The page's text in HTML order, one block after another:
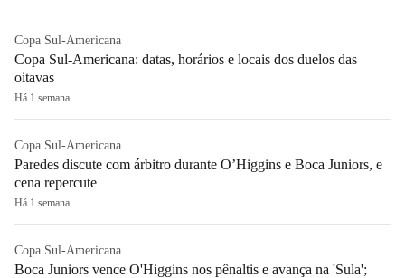
Copa Sul-Americana
Copa Sul-Americana: datas, horários e locais dos duelos das
oitavas
Há 1 semana
Copa Sul-Americana
Paredes discute com árbitro durante O’Higgins e Boca Juniors, e
cena repercute
Há 1 semana
Copa Sul-Americana
Boca Juniors vence O'Higgins nos pênaltis e avança na 'Sula';